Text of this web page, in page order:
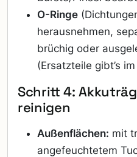
O-Ringe
herausnehmen,
brüchig oder
(Ersatzteile gibt’s
Schritt 4:
reinigen
Außenflächen: mit
angefeuchtetem